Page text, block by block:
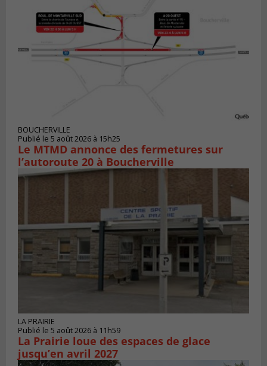
BOUCHERVILLE
Publié le 5 août 2026 à 15h25
Le MTMD annonce des fermetures sur
l’autoroute 20 à Boucherville
LA PRAIRIE
Publié le 5 août 2026 à 11h59
La Prairie loue des espaces de glace
jusqu’en avril 2027